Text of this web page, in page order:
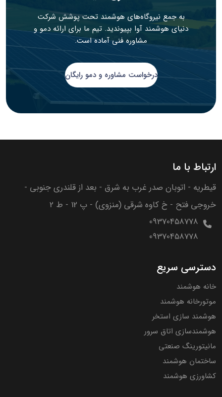
به جمع نیروگاه‌های هوشمند تحت پوشش شرکت
دنیای هوشمند آوا بپیوندید. تیم ما برای ارائه دمو و
مشاوره فنی آماده است.
درخواست مشاوره و دمو رایگان
ارتباط با ما
قیطریه - اتوبان صدر غرب به شرق - بعد از قلندری جنوبی -
خروجی فتح - خ کاوه شرقی (منزوی) - پ 12 - ط 2
09370458778
09370458778
دسترسی سریع
خانه هوشمند
موتورخانه هوشمند
هوشمند سازی استخر
هوشمندسازی اتاق سرور
مانیتورینگ صنعتی
ساختمان هوشمند
کشاورزی هوشمند